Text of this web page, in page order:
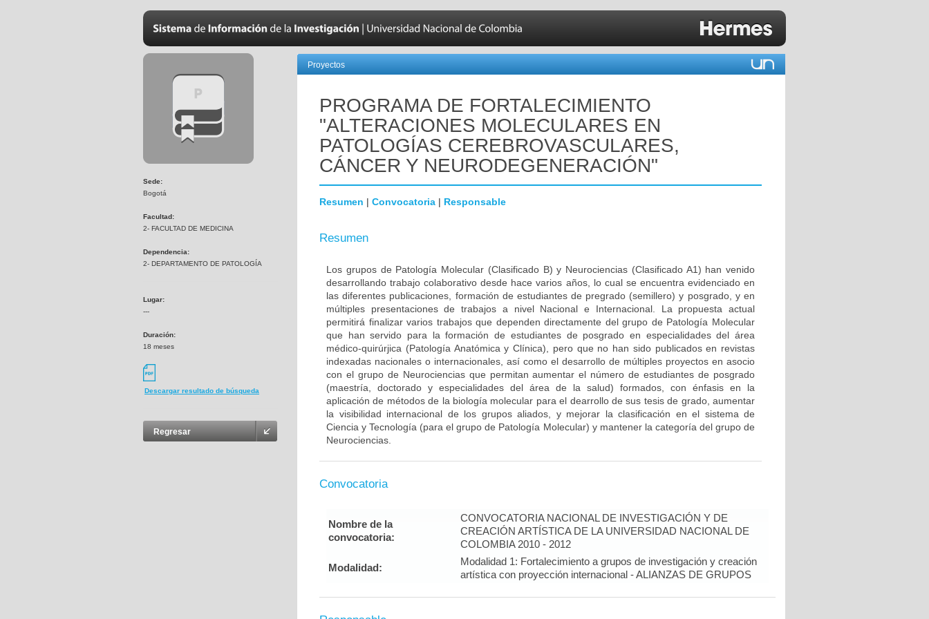
Sede:
Bogotá
Facultad:
2- FACULTAD DE MEDICINA
Dependencia:
2- DEPARTAMENTO DE PATOLOGÍA
Lugar:
---
Duración:
18 meses
Descargar resultado de búsqueda
Regresar
Proyectos
PROGRAMA DE FORTALECIMIENTO
"ALTERACIONES MOLECULARES EN
PATOLOGÍAS CEREBROVASCULARES,
CÁNCER Y NEURODEGENERACIÓN"
Resumen | Convocatoria | Responsable
Resumen
Los grupos de Patología Molecular (Clasificado B) y Neurociencias (Clasificado A1) han venido
desarrollando trabajo colaborativo desde hace varios años, lo cual se encuentra evidenciado en
las diferentes publicaciones, formación de estudiantes de pregrado (semillero) y posgrado, y en
múltiples presentaciones de trabajos a nivel Nacional e Internacional. La propuesta actual
permitirá finalizar varios trabajos que dependen directamente del grupo de Patología Molecular
que han servido para la formación de estudiantes de posgrado en especialidades del área
médico-quirúrjica (Patología Anatómica y Clínica), pero que no han sido publicados en revistas
indexadas nacionales o internacionales, así como el desarrollo de múltiples proyectos en asocio
con el grupo de Neurociencias que permitan aumentar el número de estudiantes de posgrado
(maestría, doctorado y especialidades del área de la salud) formados, con énfasis en la
aplicación de métodos de la biología molecular para el dearrollo de sus tesis de grado, aumentar
la visibilidad internacional de los grupos aliados, y mejorar la clasificación en el sistema de
Ciencia y Tecnología (para el grupo de Patología Molecular) y mantener la categoría del grupo de
Neurociencias.
Convocatoria
Nombre de la
convocatoria:
CONVOCATORIA NACIONAL DE INVESTIGACIÓN Y DE
CREACIÓN ARTÍSTICA DE LA UNIVERSIDAD NACIONAL DE
COLOMBIA 2010 - 2012
Modalidad:
Modalidad 1: Fortalecimiento a grupos de investigación y creación
artística con proyección internacional - ALIANZAS DE GRUPOS